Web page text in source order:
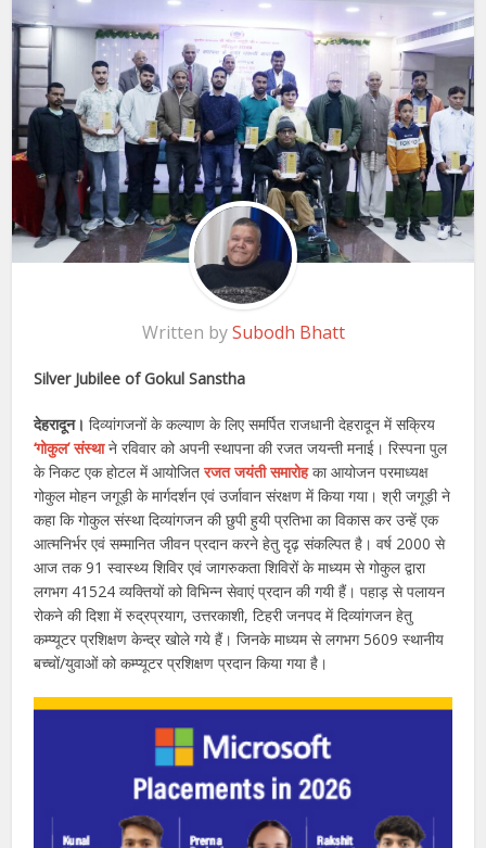
Written bySubodh Bhatt
Silver Jubilee of Gokul Sanstha
देहरादून। दिव्यांगजनों के कल्याण के लिए समर्पित राजधानी देहरादून में सक्रिय
‘गोकुल’ संस्थाने रविवार को अपनी स्थापना की रजत जयन्ती मनाई। रिस्पना पुल
के निकट एक होटल में आयोजितरजत जयंती समारोहका आयोजन परमाध्यक्ष
गोकुल मोहन जगूड़ी के मार्गदर्शन एवं उर्जावान संरक्षण में किया गया। श्री जगूड़ी ने
कहा कि गोकुल संस्था दिव्यांगजन की छुपी हुयी प्रतिभा का विकास कर उन्हें एक
आत्मनिर्भर एवं सम्मानित जीवन प्रदान करने हेतु दृढ़ संकल्पित है। वर्ष 2000 से
आज तक 91 स्वास्थ्य शिविर एवं जागरुकता शिविरों के माध्यम से गोकुल द्वारा
लगभग 41524 व्यक्तियों को विभिन्न सेवाएं प्रदान की गयी हैं। पहाड़ से पलायन
रोकने की दिशा में रुद्रप्रयाग, उत्तरकाशी, टिहरी जनपद में दिव्यांगजन हेतु
कम्प्यूटर प्रशिक्षण केन्द्र खोले गये हैं। जिनके माध्यम से लगभग 5609 स्थानीय
बच्चों/युवाओं को कम्प्यूटर प्रशिक्षण प्रदान किया गया है।